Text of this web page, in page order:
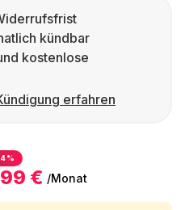
kündbar
kostenlose
erfahren
€ /Monat